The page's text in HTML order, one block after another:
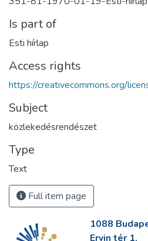
Is part of
Esti hírlap
Access rights
https://creativecommons.org/
Subject
közlekedésrendészet
Type
Text
Full item page
1088
Ervin tér 1.